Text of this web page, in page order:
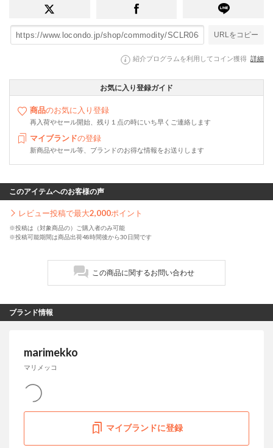
URLをコピー
紹介プログラムを利用してコイン獲得 詳細
お気に入り登録ガイド
商品のお気に入り登録
再入荷やセール開始、残り１点の時にいち早くご連絡します
マイブランドの登録
新商品やセール等、ブランドのお得な情報をお送りします
このアイテムへのお客様の声
レビュー投稿で最大2,000ポイント
※投稿は（対象商品の）ご購入者のみ可能
※投稿可能期間は商品出荷48時間後から30日間です
この商品に関するお問い合わせ
ブランド情報
marimekko
マリメッコ
マイブランドに登録